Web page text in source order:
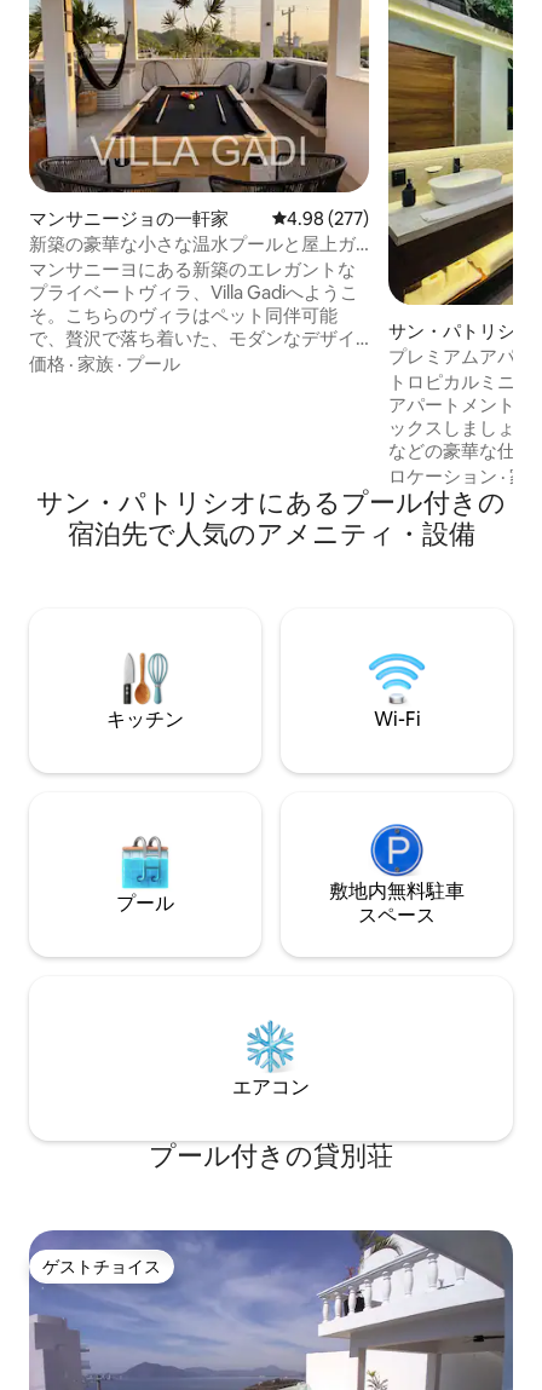
マンサニージョの一軒家 レビュー277件、5つ星中4.98つ
4.98 (277)
新築の豪華な小さな温水プールと屋上ガ
ーデン
マンサニーヨにある新築のエレガントな
プライベートヴィラ、Villa Gadiへようこ
そ。こちらのヴィラはペット同伴可能
で、贅沢で落ち着いた、モダンなデザイ
ンがあなただけの空間を包み込みます。
しょう。 熱帯のそよ風を感じながら、ハ
ンモックでリラックスしましょう。ヴィ
ラ全体にエアコンが完備されており、3つ
価格 · 家族 · プール
サン・パトリシオ
ン・アパート
プレミアムアパー
コンフォートプ
アコン、Wi-Fi #1
トロピカルミニ
アパートメント、
ックスしましょう
などの豪華な仕上
を優先したデザ
い。設備の整った
レビ付きのリビ
ッド付きの寝室2
車2台*が含まれま
ら徒歩わずか10分
の町への玄関口で
ロケーション ·家
サン・パトリシオにあるプール付きの
宿泊先で人気のアメニティ・設備
キッチン Wi-Fi
プール
敷地内無料駐⁠車
ス⁠ペ⁠ー⁠ス
エアコン
プール付きの貸別荘
ゲストチョイス
ゲストチョイス